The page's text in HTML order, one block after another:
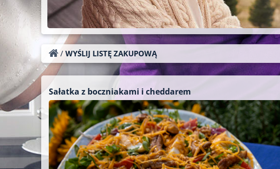
/ WYŚLIJ LISTĘ ZAKUPOWĄ
Sałatka z boczniakami i cheddarem